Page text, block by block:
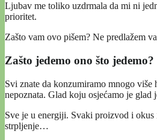
Ljubav me toliko uzdrmala da mi ni
prioritet.
Zašto vam ovo pišem? Ne predlažem
Zašto jedemo ono što jedemo?
Svi znate da konzumiramo mnogo
nepoznata. Glad koju osjećamo je
Sve je u energiji. Svaki proizvod i
strpljenje…